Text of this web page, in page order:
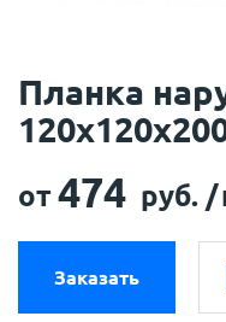
Планка
от474 руб. /
Заказать